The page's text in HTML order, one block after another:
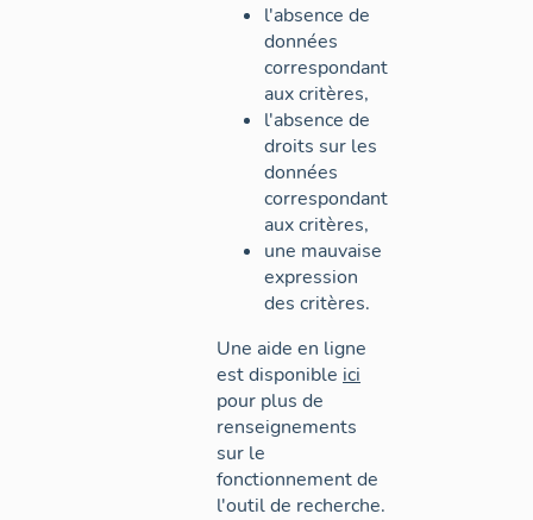
l'absence de
données
correspondant
aux critères,
l'absence de
droits sur les
données
correspondant
aux critères,
une mauvaise
expression
des critères.
Une aide en ligne
est disponible ici
pour plus de
renseignements
sur le
fonctionnement de
l'outil de recherche.